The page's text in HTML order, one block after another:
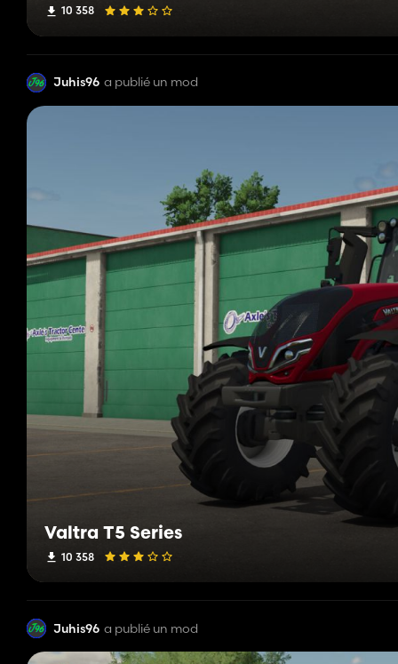
10 358
Juhis96 a publié un mod
Valtra T5 Series
10 358
Juhis96 a publié un mod